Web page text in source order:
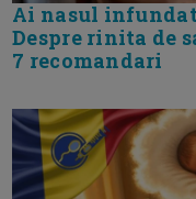
Ai nasul
Despre rinita de
7 recomandari